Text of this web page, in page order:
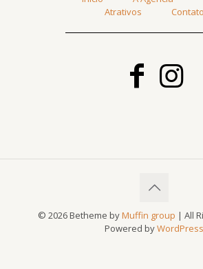
Atrativos
Contato
© 2026 Betheme byMuffin group | All
Powered byWordPress